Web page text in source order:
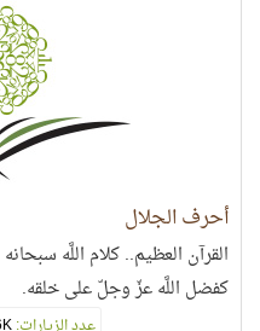
أحرف الجلال
القرآن العظيم.. كلام اللَّه
كفضل اللَّه عزّ وجلّ على خلقه.